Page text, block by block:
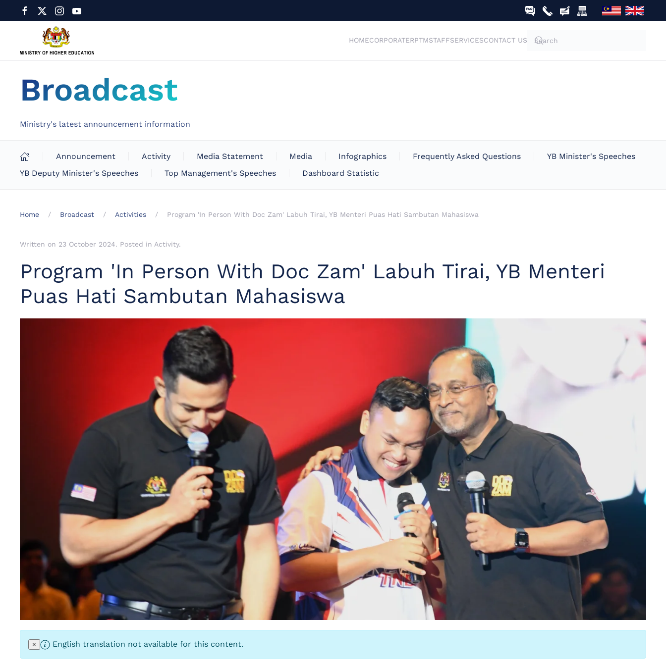
HOMECORPORATERPTMSTAFFSERVICESCONTACT US
Broadcast
Ministry's latest announcement information
Announcement Activity Media Statement Media Infographics Frequently Asked Questions
YB Minister's Speeches
YB Deputy Minister's Speeches
Top Management's Speeches Dashboard Statistic
Home Broadcast Activities Program 'In Person With Doc Zam' Labuh Tirai, YB Menteri Puas Hati Sambutan Mahasiswa
Written on 23 October 2024. Posted in Activity.
Program 'In Person With Doc Zam' Labuh Tirai, YB Menteri
Puas Hati Sambutan Mahasiswa
× English translation not available for this content.